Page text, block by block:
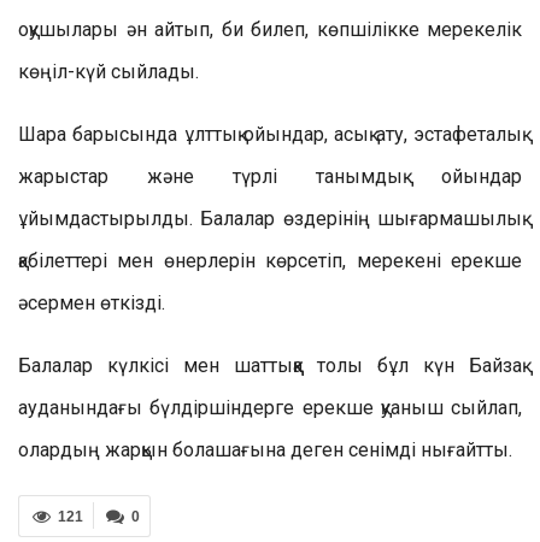
оқушылары ән айтып, би билеп, көпшілікке мерекелік
көңіл-күй сыйлады.
Шара барысында ұлттық ойындар, асық ату, эстафеталық
жарыстар және түрлі танымдық ойындар
ұйымдастырылды. Балалар өздерінің шығармашылық
қабілеттері мен өнерлерін көрсетіп, мерекені ерекше
әсермен өткізді.
Балалар күлкісі мен шаттыққа толы бұл күн Байзақ
ауданындағы бүлдіршіндерге ерекше қуаныш сыйлап,
олардың жарқын болашағына деген сенімді нығайтты.
0
121